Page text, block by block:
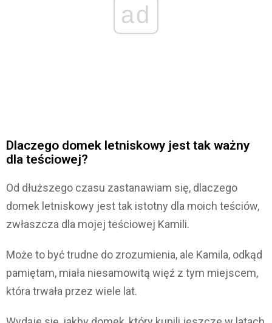
ad
Dlaczego domek letniskowy jest tak ważny
dla teściowej?
Od dłuższego czasu zastanawiam się, dlaczego
domek letniskowy jest tak istotny dla moich teściów,
zwłaszcza dla mojej teściowej Kamili.
Może to być trudne do zrozumienia, ale Kamila, odkąd
pamiętam, miała niesamowitą więź z tym miejscem,
która trwała przez wiele lat.